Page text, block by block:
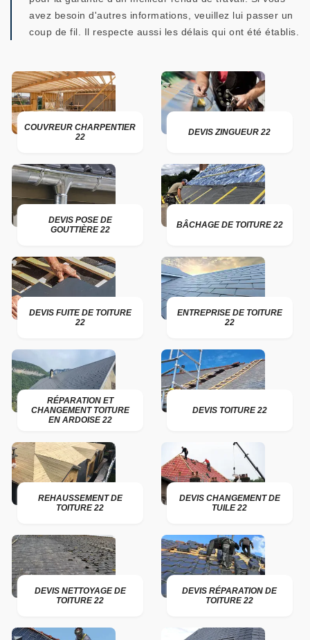
avez besoin d'autres informations, veuillez lui passer un
coup de fil. Il respecte aussi les délais qui ont été établis.
COUVREUR CHARPENTIER
22
DEVIS ZINGUEUR 22
DEVIS POSE DE
GOUTTIÈRE 22
BÂCHAGE DE TOITURE 22
DEVIS FUITE DE TOITURE
22
ENTREPRISE DE TOITURE
22
RÉPARATION ET
CHANGEMENT TOITURE
EN ARDOISE 22
DEVIS TOITURE 22
REHAUSSEMENT DE
TOITURE 22
DEVIS CHANGEMENT DE
TUILE 22
DEVIS NETTOYAGE DE
TOITURE 22
DEVIS RÉPARATION DE
TOITURE 22